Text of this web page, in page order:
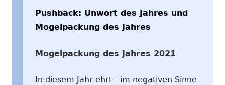
Pushback: Unwort des Jahres und
Mogelpackung des Jahres
Mogelpackung des Jahres 2021
In diesem Jahr ehrt - im negativen Sinne